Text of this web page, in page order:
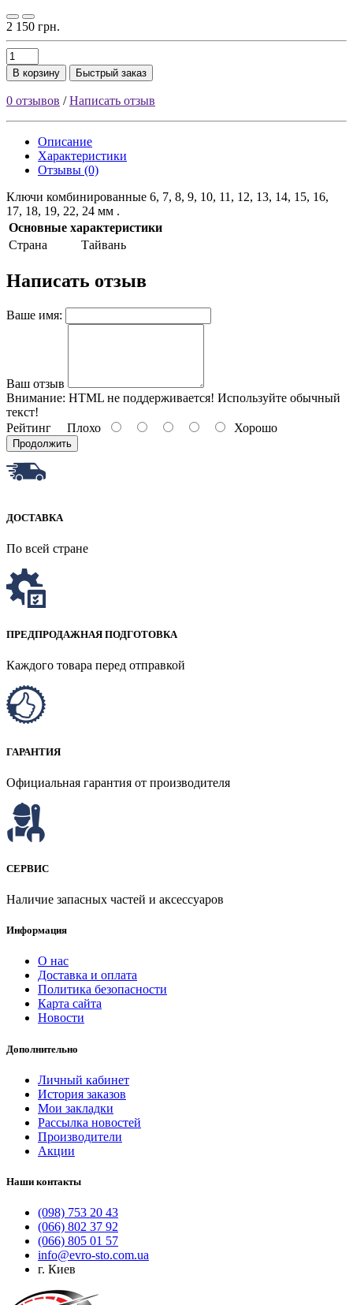
2 150 грн.
В корзину Быстрый заказ
0 отзывов /Написать отзыв
Описание
Характеристики
Отзывы (0)
Ключи комбинированные 6, 7, 8, 9, 10, 11, 12, 13, 14, 15, 16,
17, 18, 19, 22, 24 мм .
Основные характеристики
Страна
Тайвань
Написать отзыв
Ваше имя:
Ваш отзыв
Внимание: HTML не поддерживается! Используйте обычный
текст!
Рейтинг Плохо Хорошо
Продолжить
ДОСТАВКА
По всей стране
ПРЕДПРОДАЖНАЯ ПОДГОТОВКА
Каждого товара перед отправкой
ГАРАНТИЯ
Официальная гарантия от производителя
СЕРВИС
Наличие запасных частей и аксессуаров
Информация
О нас
Доставка и оплата
Политика безопасности
Карта сайта
Новости
Дополнительно
Личный кабинет
История заказов
Мои закладки
Рассылка новостей
Производители
Акции
Наши контакты
(098) 753 20 43
(066) 802 37 92
(066) 805 01 57
info@evro-sto.com.ua
г. Киев